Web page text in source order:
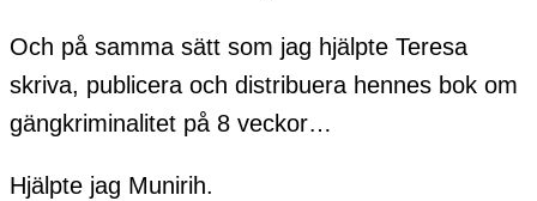
Och på samma sätt som jag hjälpte Teresa
skriva, publicera och distribuera hennes bok om
gängkriminalitet på 8 veckor…
Hjälpte jag Munirih.